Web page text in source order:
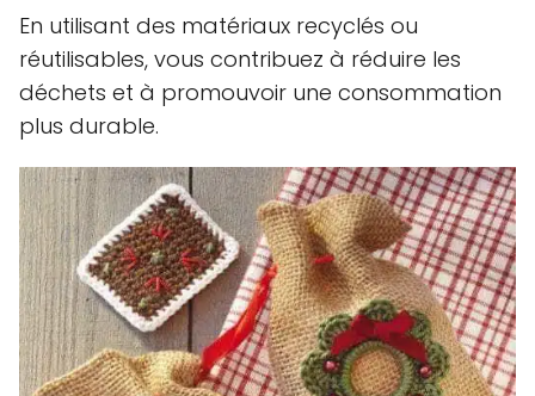
En utilisant des matériaux recyclés ou
réutilisables, vous contribuez à réduire les
déchets et à promouvoir une consommation
plus durable.